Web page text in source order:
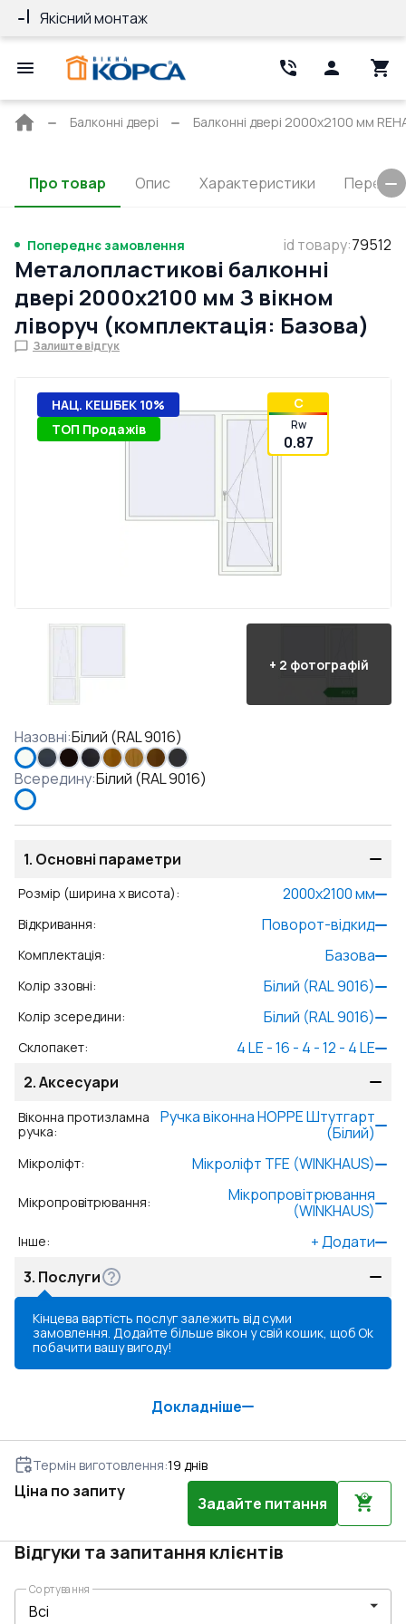
Якісний монтаж
Головна
Балконні двері Балконні двері 2000x2100 мм
Про товар Опис Характеристики
Попереднє замовлення id товару:79512
Металопластикові балконні
двері 2000x2100 мм З вікном
ліворуч (комплектація: Базова)
Залиште відгук
НАЦ. КЕШБЕК 10%
ТОП Продажів
C
Rw
0.87
+ 2 фотографій
Назовні:Білий (RAL 9016)
Всередину:Білий (RAL 9016)
1. Основні параметри
Розмір (ширина x висота): 2000x2100мм
Відкривання: Поворот-відкид
Комплектація: Базова
Колір ззовні: Білий (RAL 9016)
Колір зсередини: Білий (RAL 9016)
Склопакет:
4 LE - 16 - 4 - 12 - 4 LE
2.Аксесуари
Віконна протизламна
ручка:
Ручка віконна HOPPE Штутгарт
(Білий)
Мікроліфт: Мікроліфт TFE (WINKHAUS)
Мікропровітрювання:
Мікропровітрювання
(WINKHAUS)
Інше: +Додати
3. Послуги
Кінцева вартість послуг залежить від суми
замовлення. Додайте більше вікон у свій кошик, щоб
побачити вашу вигоду!
Ok
Докладніше
Термін виготовлення:19 днів
Ціна по запиту
Задайте питання
Відгуки та запитання клієнтів
Сортування